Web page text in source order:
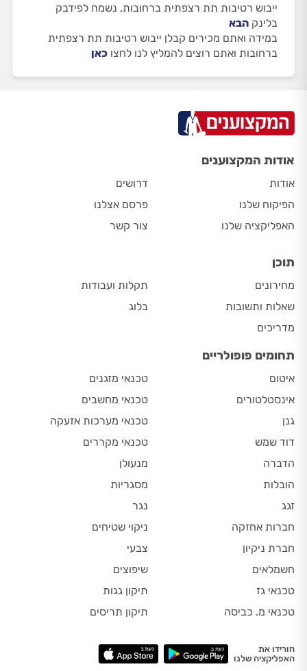
ייבוש רטיבות תת רצפתית ברחובות, נשמח לפידבק
בלינק הבא
במידה ואתם מכירים קבלן ייבוש רטיבות תת רצפתית
ברחובות ואתם רוצים להמליץ לנו לחצו כאן
אודות המקצוענים
אודות
הפיקוח שלנו
האפליקציה שלנו
דרושים
פרסם אצלנו
צור קשר
תוכן
מחירונים
שאלות ותשובות
מדריכים
תקלות ועבודות
בלוג
תחומים פופולריים
איטום
אינסטלטורים
גנן
דוד שמש
הדברה
הובלות
זגג
חברות אחזקה
חברת ניקיון
חשמלאים
טכנאי גז
טכנאי מ. כביסה
טכנאי מזגנים
טכנאי מחשבים
טכנאי מערכות אזעקה
טכנאי מקררים
מנעולן
מסגריות
נגר
ניקוי שטיחים
צבעי
שיפוצים
תיקון גגות
תיקון תריסים
הורידו את
האפליקציה שלנו